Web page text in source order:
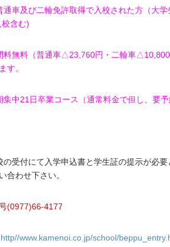
通車及び二輪免許取得で入校された方（大
含む)
無料（普通車△23,760円・二輪車
す。
日卒業コース（通常料金で但し、要予
の受付にて入学申込書と学生証の提示が必
合わせ下さい。
(0977)66-4177
http//www.kamenoi.co.jp/school/